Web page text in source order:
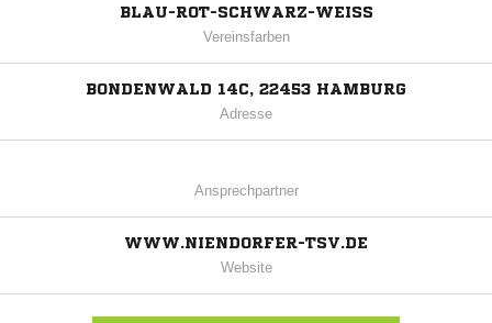
BLAU-ROT-SCHWARZ-WEISS
Vereinsfarben
BONDENWALD 14C, 22453 HAMBURG
Adresse
Ansprechpartner
WWW.NIENDORFER-TSV.DE
Website